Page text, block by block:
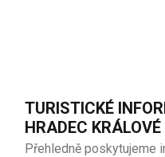
TURISTICKÉ
HRADEC KRÁLOVÉ
Přehledně poskytujeme